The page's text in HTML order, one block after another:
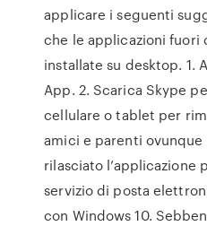
applicare i seguenti
che le applicazioni fuori
installate su desktop. 1.
App. 2. Scarica Skype
cellulare o tablet per
amici e parenti ovunque
rilasciato l’applicazione
servizio di posta
con Windows 10.